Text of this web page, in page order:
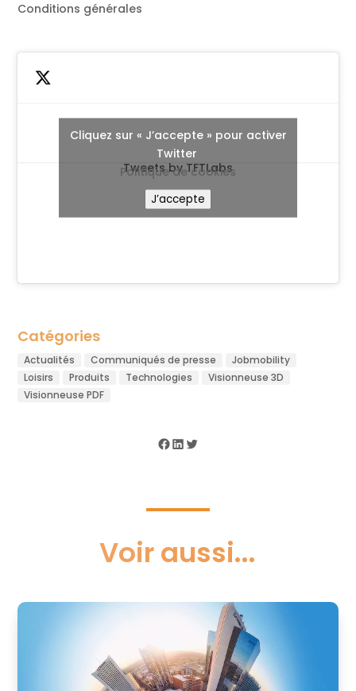
Conditions générales
Tweets by TFTLabs
Cliquez sur « J’accepte » pour activer
Twitter
Politique de cookies
J’accepte
Catégories
Actualités Communiqués de presse
Jobmobility
Loisirs
Produits Technologies
Visionneuse 3D
Visionneuse PDF
Facebook
LinkedIn
Twitter
Voir aussi...